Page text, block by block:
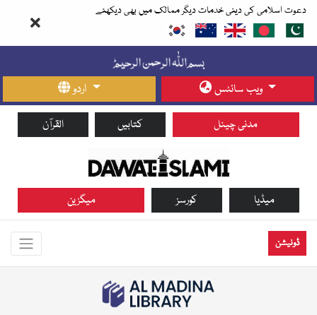
دعوت اسلامی کی دینی خدمات دیگر ممالک میں بھی دیکھئے
اردو ویب سائٹس
القرآن کتابیں مدنی چینل
میگزین کورسز میڈیا
ڈونیشن